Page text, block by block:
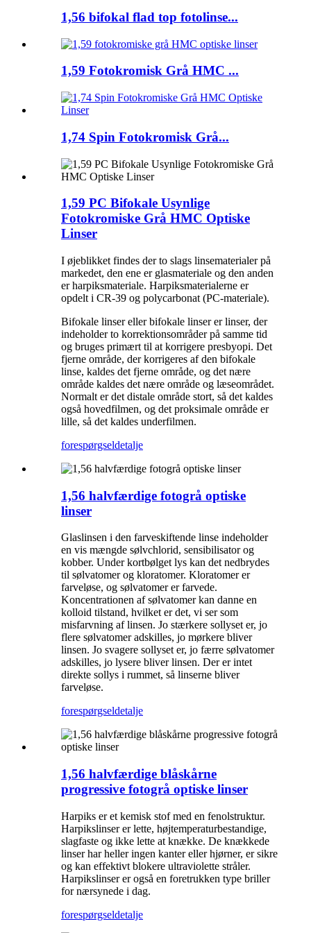
1,56 bifokal flad top fotolinse...
1,59 Fotokromisk Grå HMC ...
1,74 Spin Fotokromisk Grå...
1,59 PC Bifokale Usynlige
Fotokromiske Grå HMC Optiske
Linser
I øjeblikket findes der to slags linsematerialer på
markedet, den ene er glasmateriale og den anden
er harpiksmateriale. Harpiksmaterialerne er
opdelt i CR-39 og polycarbonat (PC-materiale).
Bifokale linser eller bifokale linser er linser, der
indeholder to korrektionsområder på samme tid
og bruges primært til at korrigere presbyopi. Det
fjerne område, der korrigeres af den bifokale
linse, kaldes det fjerne område, og det nære
område kaldes det nære område og læseområdet.
Normalt er det distale område stort, så det kaldes
også hovedfilmen, og det proksimale område er
lille, så det kaldes underfilmen.
forespørgseldetalje
1,56 halvfærdige fotogrå optiske
linser
Glaslinsen i den farveskiftende linse indeholder
en vis mængde sølvchlorid, sensibilisator og
kobber. Under kortbølget lys kan det nedbrydes
til sølvatomer og kloratomer. Kloratomer er
farveløse, og sølvatomer er farvede.
Koncentrationen af ​​sølvatomer kan danne en
kolloid tilstand, hvilket er det, vi ser som
misfarvning af linsen. Jo stærkere sollyset er, jo
flere sølvatomer adskilles, jo mørkere bliver
linsen. Jo svagere sollyset er, jo færre sølvatomer
adskilles, jo lysere bliver linsen. Der er intet
direkte sollys i rummet, så linserne bliver
farveløse.
forespørgseldetalje
1,56 halvfærdige blåskårne
progressive fotogrå optiske linser
Harpiks er et kemisk stof med en fenolstruktur.
Harpikslinser er lette, højtemperaturbestandige,
slagfaste og ikke lette at knække. De knækkede
linser har heller ingen kanter eller hjørner, er sikre
og kan effektivt blokere ultraviolette stråler.
Harpikslinser er også en foretrukken type briller
for nærsynede i dag.
forespørgseldetalje